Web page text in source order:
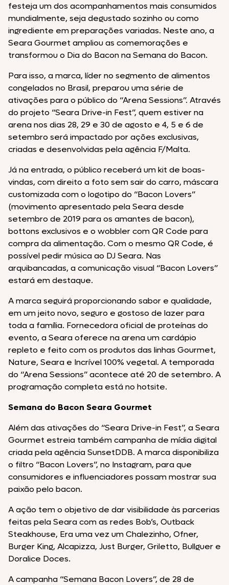
festeja um dos acompanhamentos mais consumidos
mundialmente, seja degustado sozinho ou como
ingrediente em preparações variadas. Neste ano, a
Seara Gourmet ampliou as comemorações e
transformou o Dia do Bacon na Semana do Bacon.
Para isso, a marca, líder no segmento de alimentos
congelados no Brasil, preparou uma série de
ativações para o público do “Arena Sessions”. Através
do projeto “Seara Drive-in Fest”, quem estiver na
arena nos dias 28, 29 e 30 de agosto e 4, 5 e 6 de
setembro será impactado por ações exclusivas,
criadas e desenvolvidas pela agência F/Malta.
Já na entrada, o público receberá um kit de boas-
vindas, com direito a foto sem sair do carro, máscara
customizada com o logotipo do “Bacon Lovers”
(movimento apresentado pela Seara desde
setembro de 2019 para os amantes de bacon),
bottons exclusivos e o wobbler com QR Code para
compra da alimentação. Com o mesmo QR Code, é
possível pedir música ao DJ Seara. Nas
arquibancadas, a comunicação visual “Bacon Lovers”
estará em destaque.
A marca seguirá proporcionando sabor e qualidade,
em um jeito novo, seguro e gostoso de lazer para
toda a família. Fornecedora oficial de proteínas do
evento, a Seara oferece na arena um cardápio
repleto e feito com os produtos das linhas Gourmet,
Nature, Seara e Incrível 100% vegetal. A temporada
do “Arena Sessions” acontece até 20 de setembro. A
programação completa está no hotsite.
Semana do Bacon Seara Gourmet
Além das ativações do “Seara Drive-in Fest”, a Seara
Gourmet estreia também campanha de mídia digital
criada pela agência SunsetDDB. A marca disponibiliza
o filtro “Bacon Lovers”, no Instagram, para que
consumidores e influenciadores possam mostrar sua
paixão pelo bacon.
A ação tem o objetivo de dar visibilidade às parcerias
feitas pela Seara com as redes Bob’s, Outback
Steakhouse, Era uma vez um Chalezinho, Ofner,
Burger King, Alcapizza, Just Burger, Griletto, Bullguer e
Doralice Doces.
A campanha “Semana Bacon Lovers”, de 28 de